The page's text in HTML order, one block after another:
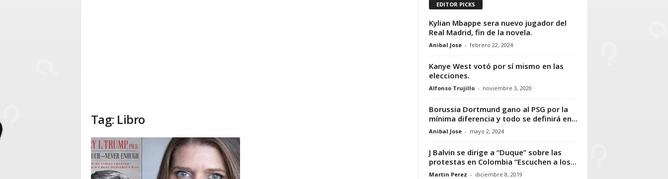
Tag: Libro
EDITOR PICKS
Kylian Mbappe sera nuevo jugador del
Real Madrid, fin de la novela.
Anibal Jose - febrero 22, 2024
Kanye West votó por sí mismo en las
elecciones.
Alfonso Trujillo - noviembre 3, 2020
Borussia Dortmund gano al PSG por la
mínima diferencia y todo se definirá en...
Anibal Jose - mayo 2, 2024
J Balvin se dirige a “Duque” sobre las
protestas en Colombia “Escuchen a los...
Martin Perez - diciembre 8, 2019